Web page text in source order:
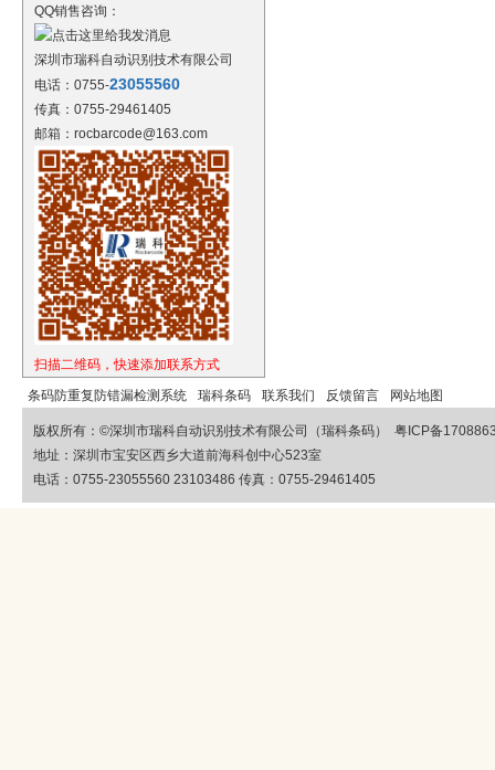
QQ销售咨询：
深圳市瑞科自动识别技术有限公司
电话：0755-23055560
传真：0755-29461405
邮箱：rocbarcode@163.com
扫描二维码，快速添加联系方式
条码防重复防错漏检测系统 瑞科条码 联系我们 反馈留言 网站地图
版权所有：©深圳市瑞科自动识别技术有限公司（瑞科条码）
粤ICP备
地址：深圳市宝安区西乡大道前海科创中心523室
电话：0755-23055560 23103486 传真：0755-29461405